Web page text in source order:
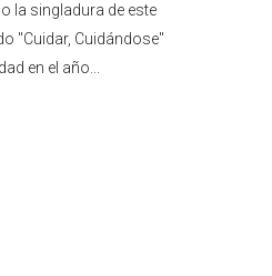
la singladura de este
"Cuidar, Cuidándose"
en el año...